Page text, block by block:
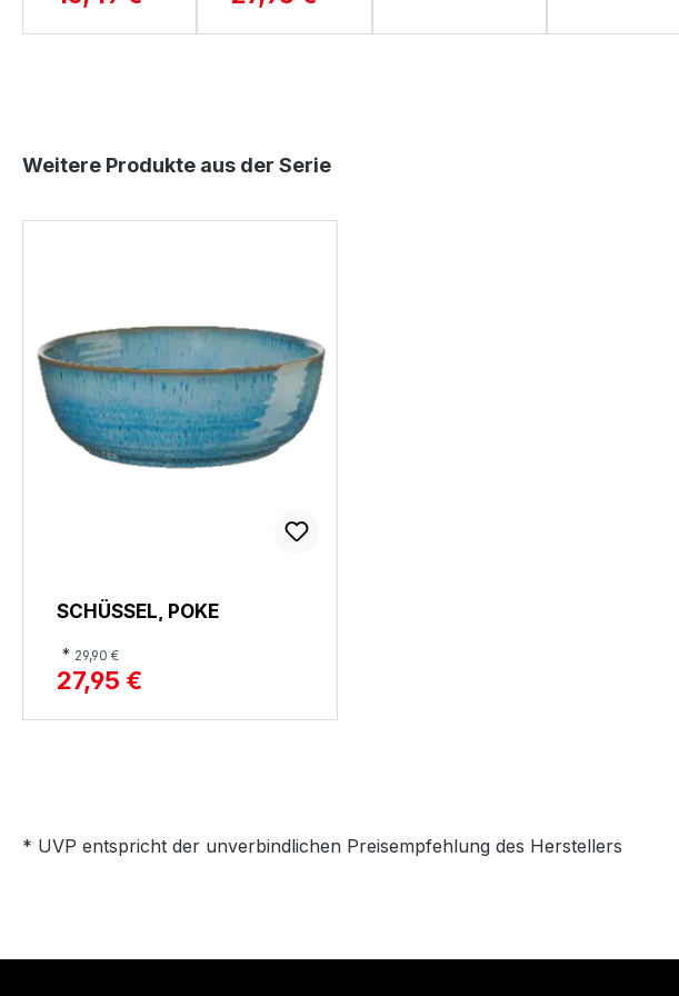
Produktgalerie überspringen
Weitere Produkte aus der Serie
SCHÜSSEL, POKE
* 29,90 €
27,95 €
* UVP entspricht der unverbindlichen Preisempfehlung des Herstellers